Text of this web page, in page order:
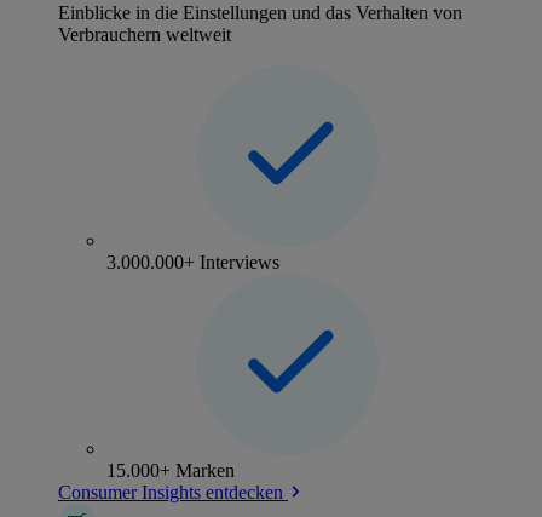
Einblicke in die Einstellungen und das Verhalten von
Verbrauchern weltweit
3.000.000+ Interviews
15.000+ Marken
Consumer Insights entdecken